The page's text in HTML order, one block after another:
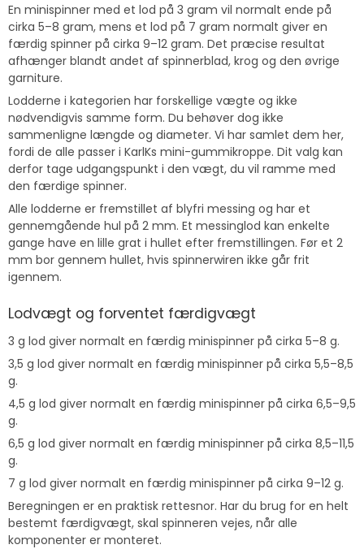
En minispinner med et lod på 3 gram vil normalt ende på
cirka 5–8 gram, mens et lod på 7 gram normalt giver en
færdig spinner på cirka 9–12 gram. Det præcise resultat
afhænger blandt andet af spinnerblad, krog og den øvrige
garniture.
Lodderne i kategorien har forskellige vægte og ikke
nødvendigvis samme form. Du behøver dog ikke
sammenligne længde og diameter. Vi har samlet dem her,
fordi de alle passer i KarlKs mini-gummikroppe. Dit valg kan
derfor tage udgangspunkt i den vægt, du vil ramme med
den færdige spinner.
Alle lodderne er fremstillet af blyfri messing og har et
gennemgående hul på 2 mm. Et messinglod kan enkelte
gange have en lille grat i hullet efter fremstillingen. Før et 2
mm bor gennem hullet, hvis spinnerwiren ikke går frit
igennem.
Lodvægt og forventet færdigvægt
3 g lod giver normalt en færdig minispinner på cirka 5–8 g.
3,5 g lod giver normalt en færdig minispinner på cirka 5,5–8,5
g.
4,5 g lod giver normalt en færdig minispinner på cirka 6,5–9,5
g.
6,5 g lod giver normalt en færdig minispinner på cirka 8,5–11,5
g.
7 g lod giver normalt en færdig minispinner på cirka 9–12 g.
Beregningen er en praktisk rettesnor. Har du brug for en helt
bestemt færdigvægt, skal spinneren vejes, når alle
komponenter er monteret.